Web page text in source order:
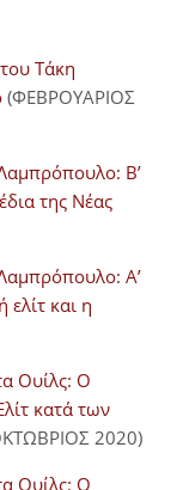
Τάκη
(ΦΕΒΡΟΥΑΡΙΟΣ
Β’
της Νέας
Α’
ελίτ και η
Ουίλς: Ο
κατά των
2020)
Ουίλς: Ο